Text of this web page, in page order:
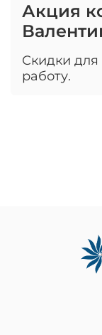
Акция
Скидки
работу.